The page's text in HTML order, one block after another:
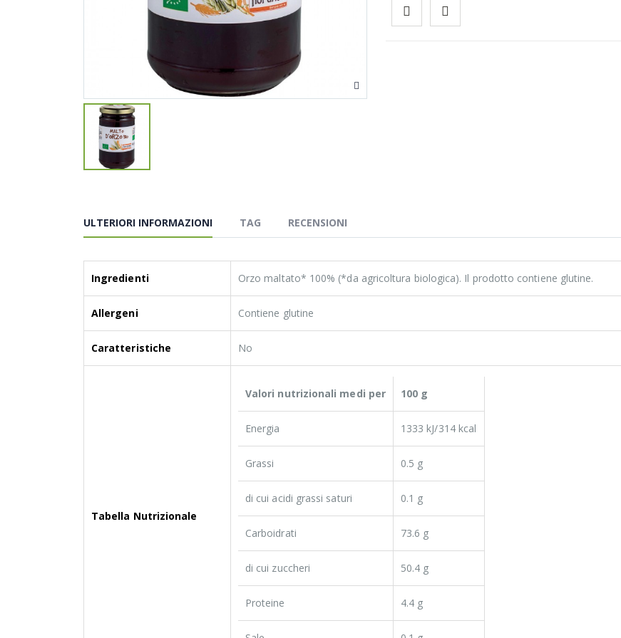
ULTERIORI INFORMAZIONI TAG RECENSIONI
Ingredienti Orzo maltato* 100% (*da agricoltura biologica). Il prodotto contiene glutine.
Allergeni Contiene glutine
Caratteristiche No
Tabella Nutrizionale
Valori nutrizionali medi per 100 g
Energia 1333 kJ/314 kcal
Grassi 0.5 g
di cui acidi grassi saturi 0.1 g
Carboidrati 73.6 g
di cui zuccheri 50.4 g
Proteine 4.4 g